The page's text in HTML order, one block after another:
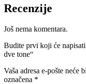
Recenzije
Još nema komentara.
Budite prvi koji će
dve tone“
Vaša adresa e-pošte neće
označena *